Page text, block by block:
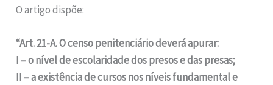
O artigo dispõe:
“Art. 21-A. O censo penitenciário deverá apurar:
I – o nível de escolaridade dos presos e das presas;
II – a existência de cursos nos níveis fundamental e